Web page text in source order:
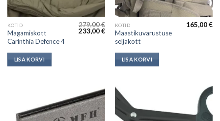
KOTID
Magamiskott
Carinthia Defence 4
279,00€
Algne
233,00€Current
price
LISA KORVI
KOTID
Maastikuvarustuse
seljakott
165,00€
LISA KORVI